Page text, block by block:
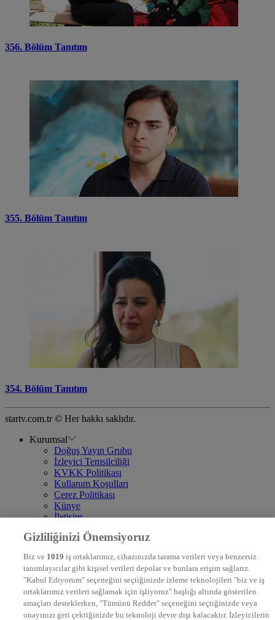
356. Bölüm Tanıtım
355. Bölüm Tanıtım
354. Bölüm Tanıtım
startv.com.tr © Her hakkı saklıdır.
Kurumsal
Doğuş Yayın Grubu
İzleyici Temsilciliği
KVKK Politikası
Kullanım Koşulları
Çerez Politikası
Künye
İletişim
DYG Televizyonlar
STAR
EURO STAR
KRAL POP TV
DYG Radyolar
NTV RADYO
KRAL FM
Gizliliğinizi Önemsiyoruz
Biz ve 1019 iş ortaklarımız, cihazınızda tarama verileri veya benzersiz
tanımlayıcılar gibi kişisel verileri depolar ve bunlara erişim sağlarız.
"Kabul Ediyorum" seçeneğini seçtiğinizde izleme teknolojileri "biz ve iş
ortaklarımız verileri sağlamak için işliyoruz" başlığı altında gösterilen
amaçları desteklerken, "Tümünü Reddet" seçeneğini seçtiğinizde veya
onayınızı geri çektiğinizde bu teknoloji devre dışı kalacaktır. İzleyicilerin